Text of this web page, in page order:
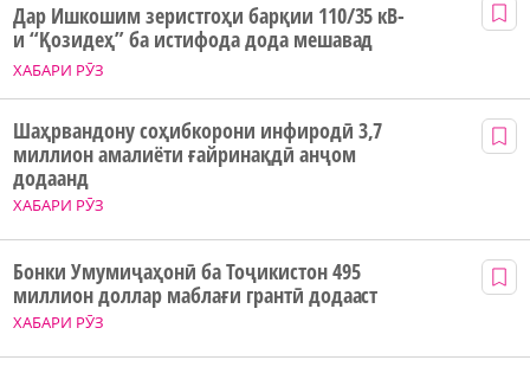
ХАБАРИ РӮЗ
Дар Ишкошим зеристгоҳи барқии 110/35 кВ-
и “Қозидеҳ” ба истифода дода мешавад
ХАБАРИ РӮЗ
Шаҳрвандону соҳибкорони инфиродӣ 3,7
миллион амалиёти ғайринақдӣ анҷом
додаанд
ХАБАРИ РӮЗ
Бонки Умумиҷаҳонӣ ба Тоҷикистон 495
миллион доллар маблағи грантӣ додааст